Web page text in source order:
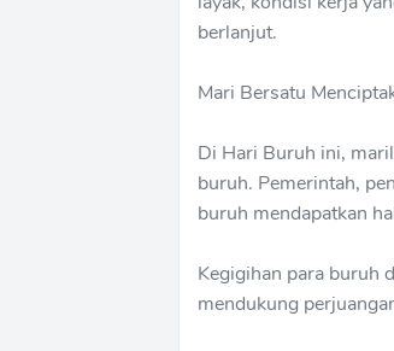
berlanjut.
Mari Bersatu
Di Hari Buruh ini,
buruh. Pemerintah,
buruh mendapatkan
Kegigihan para buruh
mendukung